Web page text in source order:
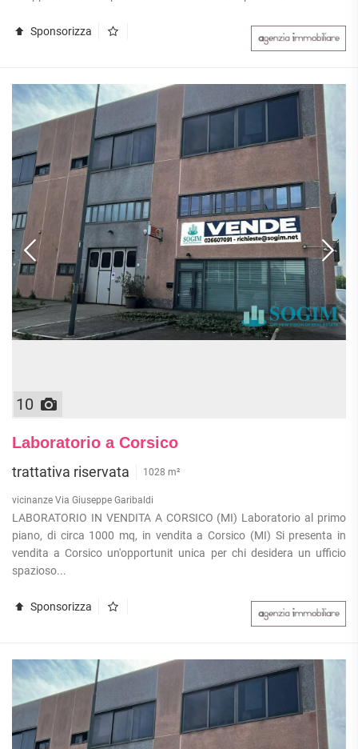
Sponsorizza
10
Laboratorio a Corsico
trattativa riservata 1028 m²
vicinanze Via Giuseppe Garibaldi
LABORATORIO IN VENDITA A CORSICO (MI) Laboratorio al primo
piano, di circa 1000 mq, in vendita a Corsico (MI) Si presenta in
vendita a Corsico un'opportunit unica per chi desidera un ufficio
spazioso...
Sponsorizza